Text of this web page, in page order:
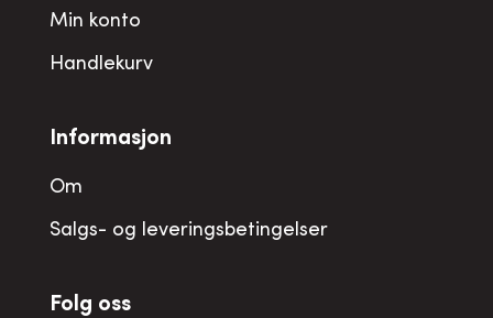
Min konto
Handlekurv
Informasjon
Om
Salgs- og leveringsbetingelser
Folg oss